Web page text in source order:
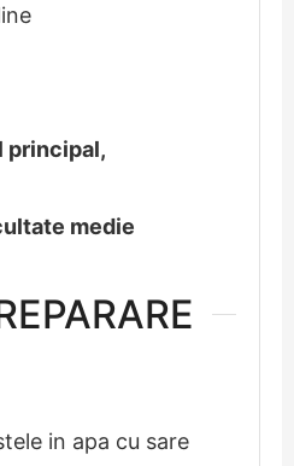
principal,
medie
in apa cu sare